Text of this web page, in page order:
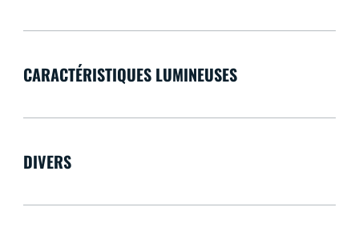
CARACTÉRISTIQUES LUMINEUSES
DIVERS